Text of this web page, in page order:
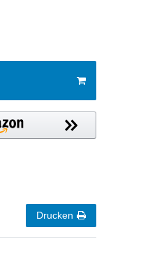
Drucken